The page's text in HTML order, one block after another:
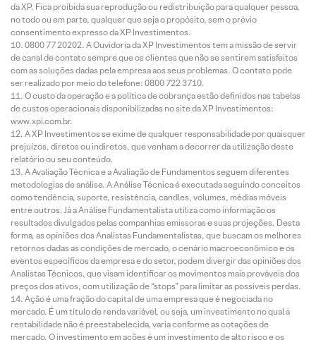
da XP. Fica proibida sua reprodução ou redistribuição para qualquer pessoa,
no todo ou em parte, qualquer que seja o propósito, sem o prévio
consentimento expresso da XP Investimentos.
0800 77 20202. A Ouvidoria da XP Investimentos tem a missão de servir
de canal de contato sempre que os clientes que não se sentirem satisfeitos
com as soluções dadas pela empresa aos seus problemas. O contato pode
ser realizado por meio do telefone: 0800 722 3710.
O custo da operação e a política de cobrança estão definidos nas tabelas
de custos operacionais disponibilizadas no site da XP Investimentos:
www.xpi.com.br.
A XP Investimentos se exime de qualquer responsabilidade por quaisquer
prejuízos, diretos ou indiretos, que venham a decorrer da utilização deste
relatório ou seu conteúdo.
A Avaliação Técnica e a Avaliação de Fundamentos seguem diferentes
metodologias de análise. A Análise Técnica é executada seguindo conceitos
como tendência, suporte, resistência, candles, volumes, médias móveis
entre outros. Já a Análise Fundamentalista utiliza como informação os
resultados divulgados pelas companhias emissoras e suas projeções. Desta
forma, as opiniões dos Analistas Fundamentalistas, que buscam os melhores
retornos dadas as condições de mercado, o cenário macroeconômico e os
eventos específicos da empresa e do setor, podem divergir das opiniões dos
Analistas Técnicos, que visam identificar os movimentos mais prováveis dos
preços dos ativos, com utilização de “stops” para limitar as possíveis perdas.
Ação é uma fração do capital de uma empresa que é negociada no
mercado. É um título de renda variável, ou seja, um investimento no qual a
rentabilidade não é preestabelecida, varia conforme as cotações de
mercado. O investimento em ações é um investimento de alto risco e os